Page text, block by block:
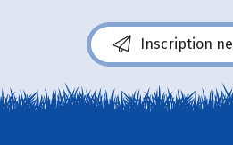
Inscription